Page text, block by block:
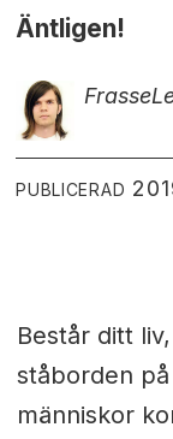
Äntligen!
Frasse
PUBLICERAD
Består ditt
ståborden
människor